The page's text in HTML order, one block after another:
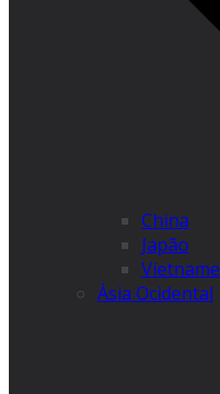
China
Japão
Vietname
Ásia Ocidental